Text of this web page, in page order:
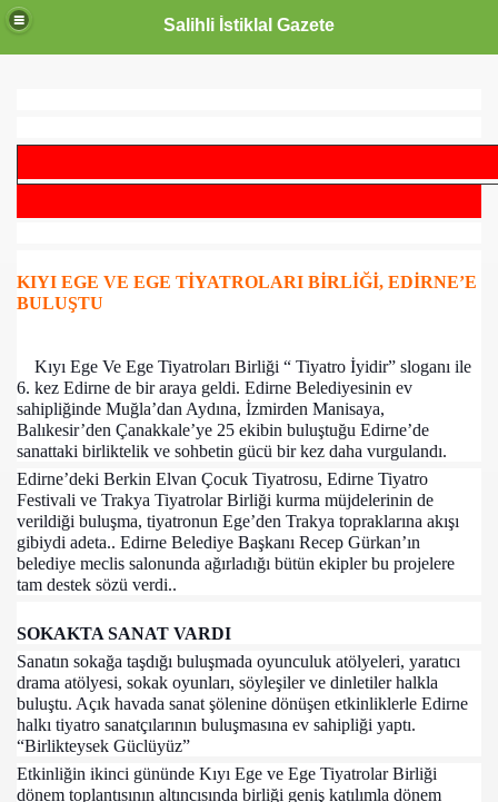
Salihli İstiklal Gazete
KIYI EGE VE EGE TİYATROLARI BİRLİĞİ, EDİRNE’E
BULUŞTU
Kıyı Ege Ve Ege Tiyatroları Birliği “ Tiyatro İyidir” sloganı ile
6. kez Edirne de bir araya geldi. Edirne Belediyesinin ev
sahipliğinde Muğla’dan Aydına, İzmirden Manisaya,
Balıkesir’den Çanakkale’ye 25 ekibin buluştuğu Edirne’de
sanattaki birliktelik ve sohbetin gücü bir kez daha vurgulandı.
Edirne’deki Berkin Elvan Çocuk Tiyatrosu, Edirne Tiyatro
Festivali ve Trakya Tiyatrolar Birliği kurma müjdelerinin de
verildiği buluşma, tiyatronun Ege’den Trakya topraklarına akışı
gibiydi adeta.. Edirne Belediye Başkanı Recep Gürkan’ın
belediye meclis salonunda ağırladığı bütün ekipler bu projelere
tam destek sözü verdi..
SOKAKTA SANAT VARDI
Sanatın sokağa taşdığı buluşmada oyunculuk atölyeleri, yaratıcı
drama atölyesi, sokak oyunları, söyleşiler ve dinletiler halkla
buluştu. Açık havada sanat şölenine dönüşen etkinliklerle Edirne
halkı tiyatro sanatçılarının buluşmasına ev sahipliği yaptı.
“Birlikteysek Güclüyüz”
Etkinliğin ikinci gününde Kıyı Ege ve Ege Tiyatrolar Birliği
dönem toplantısının altıncısında birliği geniş katılımla dönem
Zeytinoğlu)
Dobra Dobra)
Olan)
en Yoğun)